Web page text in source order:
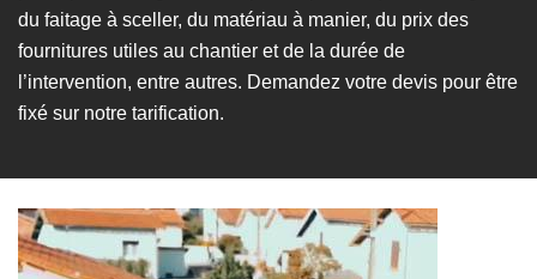
du faitage à sceller, du matériau à manier, du prix des
fournitures utiles au chantier et de la durée de
l’intervention, entre autres. Demandez votre devis pour être
fixé sur notre tarification.